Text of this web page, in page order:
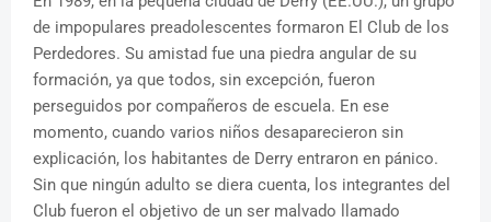
de impopulares preadolescentes formaron El Club de los
Perdedores. Su amistad fue una piedra angular de su
formación, ya que todos, sin excepción, fueron
perseguidos por compañeros de escuela. En ese
momento, cuando varios niños desaparecieron sin
explicación, los habitantes de Derry entraron en pánico.
Sin que ningún adulto se diera cuenta, los integrantes del
Club fueron el objetivo de un ser malvado llamado